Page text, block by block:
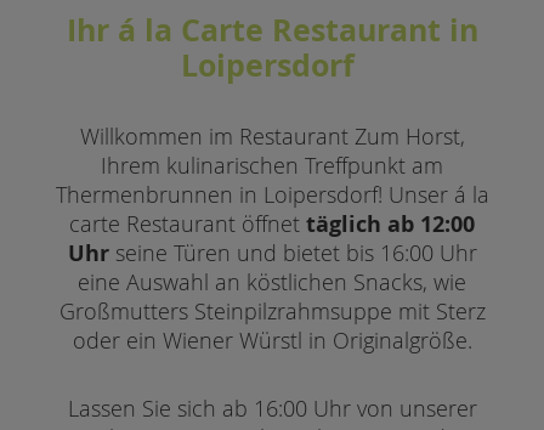
Ihr á la Carte Restaurant in
Loipersdorf
Willkommen im Restaurant Zum Horst,
Ihrem kulinarischen Treffpunkt am
Thermenbrunnen in Loipersdorf! Unser á la
carte Restaurant öffnet täglich ab 12:00
Uhrseine Türen und bietet bis 16:00 Uhr
eine Auswahl an köstlichen Snacks, wie
Großmutters Steinpilzrahmsuppe mit Sterz
oder ein Wiener Würstl in Originalgröße.
Lassen Sie sich ab 16:00 Uhr von unserer